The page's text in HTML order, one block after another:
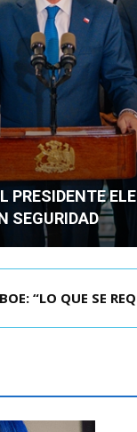
PRESIDENTE
SEGURIDAD
MAS POR